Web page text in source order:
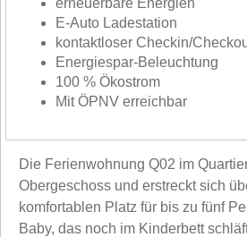
E-Auto Ladestation
kontaktloser Checkin/
Energiespar-Beleuchtung
100 % Ökostrom
Mit ÖPNV erreichbar
Die Ferienwohnung Q02 im
Obergeschoss und erstreckt sich
komfortablen Platz für bis zu fünf
Baby, das noch im Kinderbett